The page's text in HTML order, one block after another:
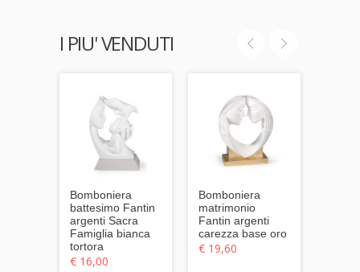
I PIU' VENDUTI
Bomboniera
battesimo Fantin
argenti Sacra
Famiglia bianca
tortora
€ 16,00
Bomboniera
matrimonio
Fantin argenti
carezza base oro
€ 19,60